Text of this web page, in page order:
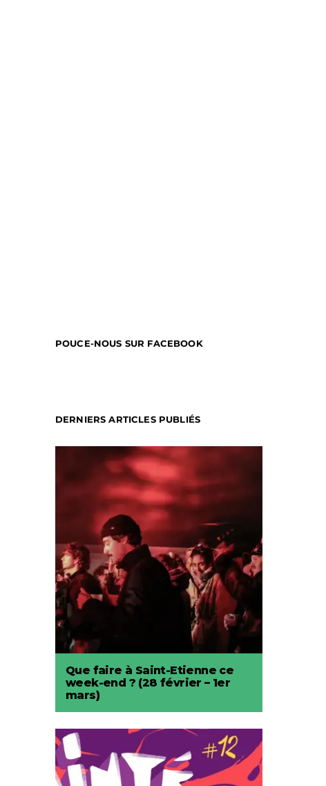
POUCE-NOUS SUR FACEBOOK
DERNIERS ARTICLES PUBLIÉS
Que faire à Saint-Etienne ce
week-end ? (28 février – 1er
mars)